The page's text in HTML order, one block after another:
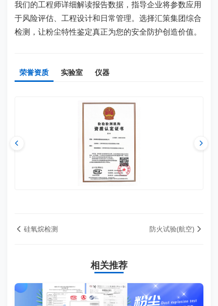
我们的工程师详细解读报告数据，指导企业将参数应用
于风险评估、工程设计和日常管理。选择汇策集团综合
检测，让粉尘特性鉴定真正为您的安全防护创造价值。
荣誉资质 实验室 仪器
硅氧烷检测 防火试验(航空)
相关推荐